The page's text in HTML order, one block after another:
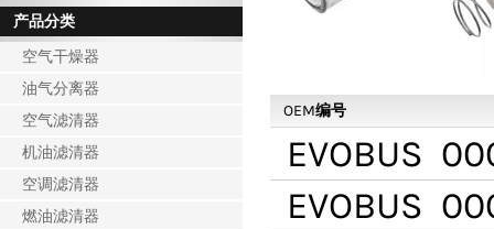
产品分类
空气干燥器
油气分离器
空气滤清器
机油滤清器
空调滤清器
燃油滤清器
OEM编号
EVOBUS
EVOBUS